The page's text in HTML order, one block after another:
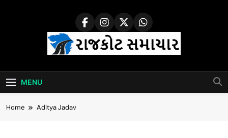
Rajkot Samachar
MENU
Home Aditya Jadav